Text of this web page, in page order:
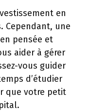
en
Cependant, une
pensée et
aider à gérer
vous guider
d’étudier
que votre petit